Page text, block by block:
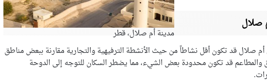
مدينة أم صلال، قطر
صلال
أم صلال قد تكون أقل نشاطاً من حيث الأنشطة الترفيهية والتجارية مقارنة ببعض مناطق
والمطاعم قد تكون محدودة بعض الشيء، مما يضطر السكان للتوجه إلى الدوحة